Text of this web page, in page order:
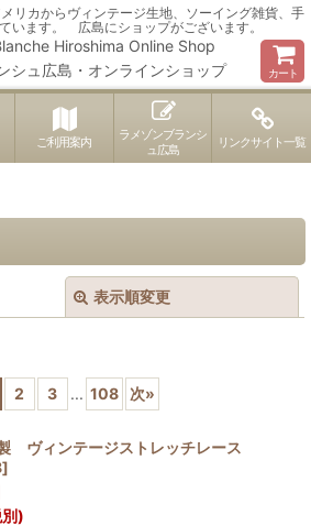
リカからヴィンテージ生地、ソーイング雑貨、手
います。 広島にショップがございます。
Hiroshima Online Shop
シュ広島・オンラインショップ
カート
ご利用案内
ラメゾンブランシ
ュ広島
リンクサイト一覧
表示順変更
2 3 ... 108 次»
ヴィンテージストレッチレース
]
)